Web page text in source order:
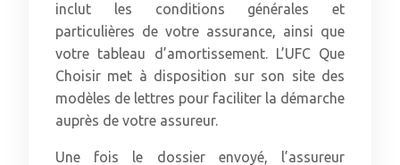
inclut les conditions générales et
particulières de votre assurance, ainsi que
votre tableau d’amortissement. L’UFC Que
Choisir met à disposition sur son site des
modèles de lettres pour faciliter la démarche
auprès de votre assureur.
Une fois le dossier envoyé, l’assureur